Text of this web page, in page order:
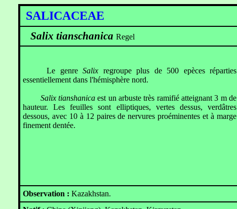
SALICACEAE
Salix tianschanica Regel
Le genreSalix regroupe plus de 500 epèces réparties
essentiellement dans l'hémisphère nord.
Salix tianshanica est un arbuste très ramifié atteignant 3 m de
hauteur. Les feuilles sont elliptiques, vertes dessus, verdâtres
dessous, avec 10 à 12 paires de nervures proéminentes et à marge
finement dentée.
Observation : Kazakhstan.